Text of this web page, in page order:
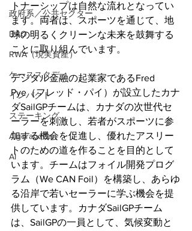
政府系／公共セクター
DAO
RWA（現実資産）
ケーススタディ
インパクト
ステーキング
AlgorandCan
AI
トナーシップは自然な流れとなってい
ます。両者は、スポーツを通じて、地
球の明るくクリーンな未来を鼓舞する
ことに取り組んでいます。
デジタル金融の起業家であるFred
Pye（フレッド・パイ）が設立したカナ
ダSailGPチームは、カナダの次世代セ
ーラーを刺激し、若者がスポーツに参
加する機会を促進し、優れたアスリー
トのための道を作ることを目的として
います。チームはフォイル開発プログ
ラム（We CAN Foil）を構築し、あらゆ
る沿岸で若いセーラーに学ぶ機会を提
供しています。カナダSailGPチーム
は、SailGPの一員として、気候変動と